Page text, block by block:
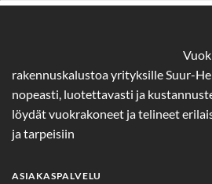
rakennuskalustoa yrityksille Suur-
nopeasti, luotettavasti ja
löydät vuokrakoneet ja telineet
ja tarpeisiin
ASIAKASPALVELU